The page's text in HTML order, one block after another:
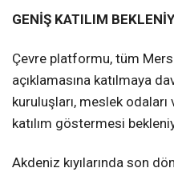
GENİŞ KATILIM
Çevre platformu, tüm
açıklamasına katılmaya
kuruluşları, meslek
katılım göstermesi
Akdeniz kıyılarında son